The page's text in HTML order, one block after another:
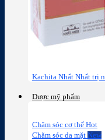
Kachita Nhất Nhất trị
Dược mỹ phẩm
Chăm sóc cơ thể
Chăm sóc da mặt